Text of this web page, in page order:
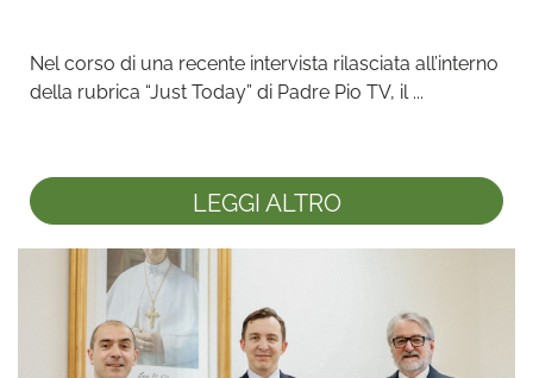
Nel corso di una recente intervista rilasciata all’interno
della rubrica “Just Today” di Padre Pio TV, il ...
LEGGI ALTRO